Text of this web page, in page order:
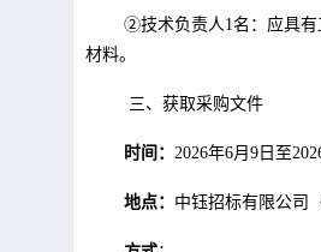
②技术负责人1名：应具有
材料。
三、获取采购文件
时间： 2026年6月9日至
地点： 中钰招标有限公司